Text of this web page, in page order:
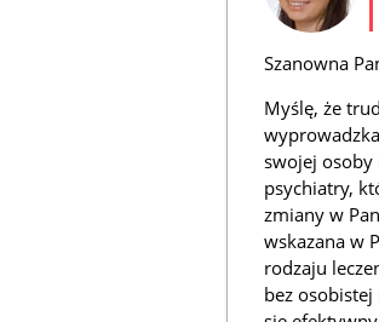
Szanowna
Myślę, że
swojej osoby
psychiatry,
zmiany w
wskazana w
rodzaju
bez